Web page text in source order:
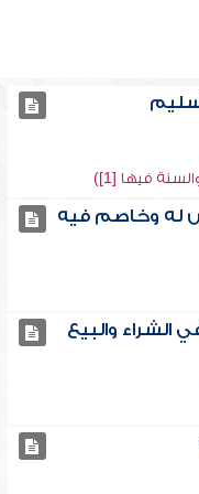
فيها [1])
له وخاصم فيه
الشراء والبيع